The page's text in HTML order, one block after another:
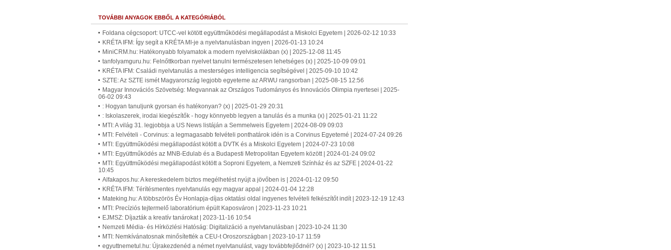
TOVÁBBI ANYAGOK EBBŐL A KATEGÓRIÁBÓL
Foldana cégcsoport: UTCC-vel kötött együttműködési megállapodást a Miskolci Egyetem | 2026-02-12 10:33
KRÉTA IFM: Így segít a KRÉTA MI-je a nyelvtanulásban ingyen | 2026-01-13 10:24
MiniCRM.hu: Hatékonyabb folyamatok a modern nyelviskolákban (x) | 2025-12-08 11:45
tanfolyamguru.hu: Felnőttkorban nyelvet tanulni természetesen lehetséges (x) | 2025-10-09 09:01
KRÉTA IFM: Családi nyelvtanulás a mesterséges intelligencia segítségével | 2025-09-10 10:42
SZTE: Az SZTE ismét Magyarország legjobb egyeteme az ARWU rangsorban | 2025-08-15 12:56
Magyar Innovációs Szövetség: Megvannak az Országos Tudományos és Innovációs Olimpia nyertesei | 2025-
06-02 09:43
: Hogyan tanuljunk gyorsan és hatékonyan? (x) | 2025-01-29 20:31
: Iskolaszerek, irodai kiegészítők - hogy könnyebb legyen a tanulás és a munka (x) | 2025-01-21 11:22
MTI: A világ 31. legjobbja a US News listáján a Semmelweis Egyetem | 2024-08-09 09:03
MTI: Felvételi - Corvinus: a legmagasabb felvételi ponthatárok idén is a Corvinus Egyetemé | 2024-07-24 09:26
MTI: Együttműködési megállapodást kötött a DVTK és a Miskolci Egyetem | 2024-07-23 10:08
MTI: Együttműködés az MNB-Edulab és a Budapesti Metropolitan Egyetem között | 2024-01-24 09:02
MTI: Együttműködési megállapodást kötött a Soproni Egyetem, a Nemzeti Színház és az SZFE | 2024-01-22
10:45
Alfakapos.hu: A kereskedelem biztos megélhetést nyújt a jövőben is | 2024-01-12 09:50
KRÉTA IFM: Térítésmentes nyelvtanulás egy magyar appal | 2024-01-04 12:28
Mateking.hu: A többszörös Év Honlapja-díjas oktatási oldal ingyenes felvételi felkészítőt indít | 2023-12-19 12:43
MTI: Precíziós tejtermelő laboratórium épült Kaposváron | 2023-11-23 10:21
EJMSZ: Díjazták a kreatív tanárokat | 2023-11-16 10:54
Nemzeti Média- és Hírközlési Hatóság: Digitalizáció a nyelvtanulásban | 2023-10-24 11:30
MTI: Nemkívánatosnak minősítették a CEU-t Oroszországban | 2023-10-17 11:59
egyuttnemetul.hu: Újrakezdenéd a német nyelvtanulást, vagy továbbfejlődnél? (x) | 2023-10-12 11:51